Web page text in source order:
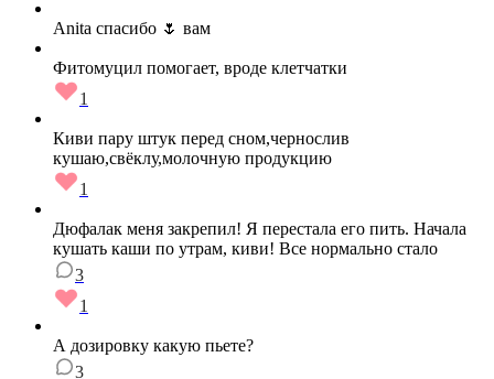
Anita спасибо 🌷 вам
Фитомуцил помогает, вроде клетчатки
1
Киви пару штук перед сном,чернослив
кушаю,свёклу,молочную продукцию
1
Дюфалак меня закрепил! Я перестала его пить. Начала
кушать каши по утрам, киви! Все нормально стало
3
1
А дозировку какую пьете?
3